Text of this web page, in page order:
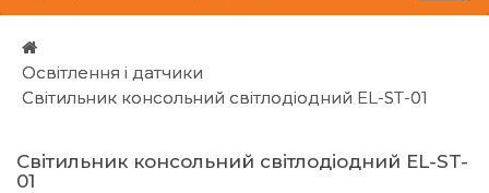
Освітлення і датчики
Світильник консольний світлодіодний EL-ST-01
Світильник консольний світлодіодний EL-ST-
01